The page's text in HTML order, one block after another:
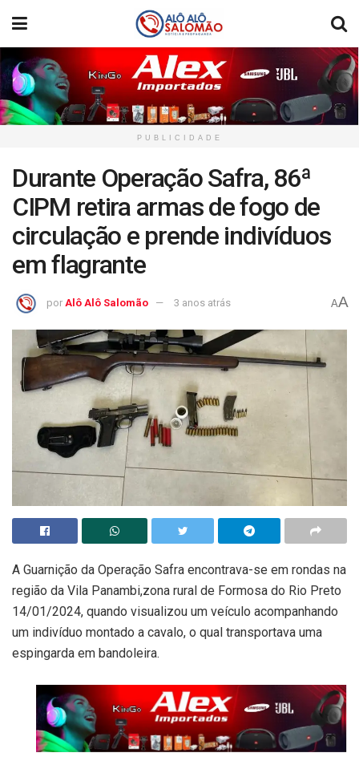
PUBLICIDADE
Durante Operação Safra, 86ª
CIPM retira armas de fogo de
circulação e prende indivíduos
em flagrante
por Alô Alô Salomão 3 anos atrás AA
A Guarnição da Operação Safra encontrava-se em rondas na
região da Vila Panambi,zona rural de Formosa do Rio Preto
14/01/2024, quando visualizou um veículo acompanhando
um indivíduo montado a cavalo, o qual transportava uma
espingarda em bandoleira.